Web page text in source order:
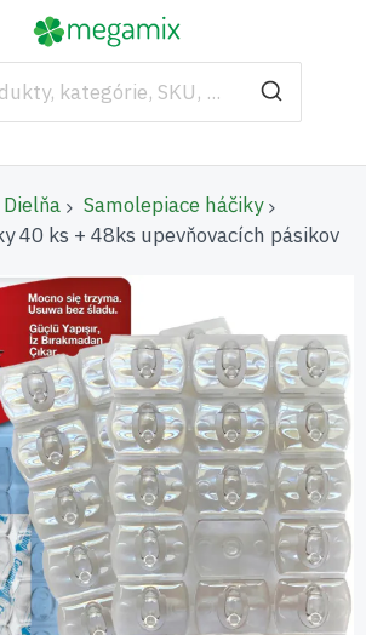
Dielňa
Samolepiace háčiky
40 ks + 48ks upevňovacích pásikov